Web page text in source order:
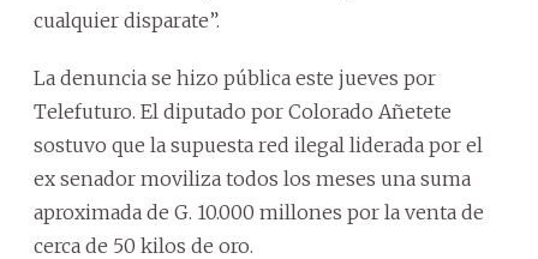
cualquier disparate”.
La denuncia se hizo pública este jueves por
Telefuturo. El diputado por Colorado Añetete
sostuvo que la supuesta red ilegal liderada por el
ex senador moviliza todos los meses una suma
aproximada de G. 10.000 millones por la venta de
cerca de 50 kilos de oro.